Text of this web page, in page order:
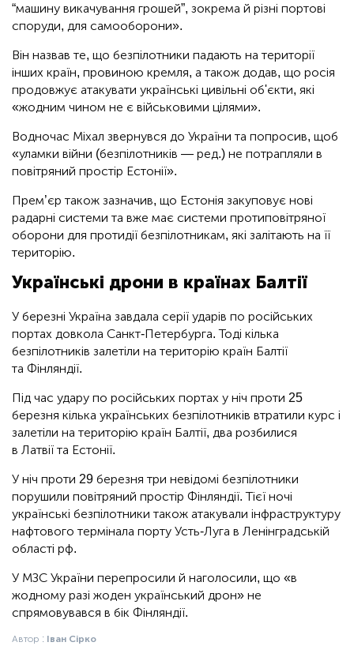
“машину викачування грошей”, зокрема й різні портові
споруди, для самооборони».
Він назвав те, що безпілотники падають на території
інших країн, провиною кремля, а також додав, що росія
продовжує атакувати українські цивільні об'єкти, які
«жодним чином не є військовими цілями».
Водночас Міхал звернувся до України та попросив, щоб
«уламки війни (безпілотників — ред.) не потрапляли в
повітряний простір Естонії».
Прем’єр також зазначив, що Естонія закуповує нові
радарні системи та вже має системи протиповітряної
оборони для протидії безпілотникам, які залітають на її
територію.
Українські дрони в країнах Балтії
У березні Україна завдала серії ударів по російських
портах довкола Санкт-Петербурга. Тоді кілька
безпілотників залетіли на територію країн Балтії
та Фінляндії.
Під час удару по російських портах у ніч проти 25
березня кілька українських безпілотників втратили курс і
залетіли на територію країн Балтії, два розбилися
в Латвії та Естонії.
У ніч проти 29 березня три невідомі безпілотники
порушили повітряний простір Фінляндії. Тієї ночі
українські безпілотники також атакували інфраструктуру
нафтового термінала порту Усть-Луга в Ленінградській
області рф.
У МЗС України перепросили й наголосили, що «в
жодному разі жоден український дрон» не
спрямовувався в бік Фінляндії.
Автор : Іван Сірко